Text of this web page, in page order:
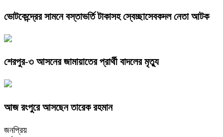
ভোটকেন্দ্রের সামনে বস্তাভর্তি টাকাসহ স্বেচ্ছাসেবকদল নেতা আটক
শেরপুর-৩ আসনের জামায়াতের প্রার্থী বাদলের মৃত্যু
আজ রংপুরে আসছেন তারেক রহমান
জনপ্রিয়